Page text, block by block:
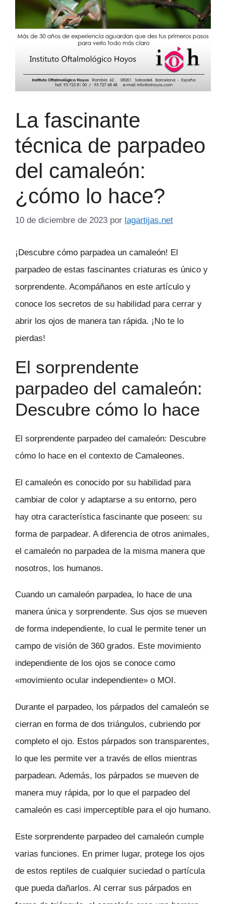
La fascinante
técnica de parpadeo
del camaleón:
¿cómo lo hace?
10 de diciembre de 2023 por lagartijas.net
¡Descubre cómo parpadea un camaleón! El
parpadeo de estas fascinantes criaturas es único y
sorprendente. Acompáñanos en este artículo y
conoce los secretos de su habilidad para cerrar y
abrir los ojos de manera tan rápida. ¡No te lo
pierdas!
El sorprendente
parpadeo del camaleón:
Descubre cómo lo hace
El sorprendente parpadeo del camaleón: Descubre
cómo lo hace en el contexto de Camaleones.
El camaleón es conocido por su habilidad para
cambiar de color y adaptarse a su entorno, pero
hay otra característica fascinante que poseen: su
forma de parpadear. A diferencia de otros animales,
el camaleón no parpadea de la misma manera que
nosotros, los humanos.
Cuando un camaleón parpadea, lo hace de una
manera única y sorprendente. Sus ojos se mueven
de forma independiente, lo cual le permite tener un
campo de visión de 360 grados. Este movimiento
independiente de los ojos se conoce como
«movimiento ocular independiente» o MOI.
Durante el parpadeo, los párpados del camaleón se
cierran en forma de dos triángulos, cubriendo por
completo el ojo. Estos párpados son transparentes,
lo que les permite ver a través de ellos mientras
parpadean. Además, los párpados se mueven de
manera muy rápida, por lo que el parpadeo del
camaleón es casi imperceptible para el ojo humano.
Este sorprendente parpadeo del camaleón cumple
varias funciones. En primer lugar, protege los ojos
de estos reptiles de cualquier suciedad o partícula
que pueda dañarlos. Al cerrar sus párpados en